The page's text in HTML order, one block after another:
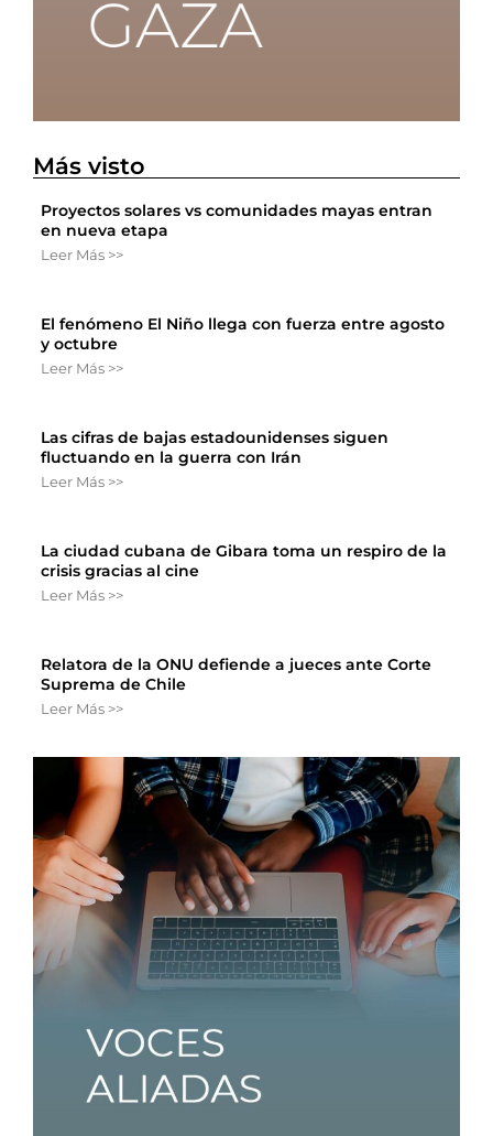
Más visto
Proyectos solares vs comunidades mayas entran
en nueva etapa
Leer Más >>
El fenómeno El Niño llega con fuerza entre agosto
y octubre
Leer Más >>
Las cifras de bajas estadounidenses siguen
fluctuando en la guerra con Irán
Leer Más >>
La ciudad cubana de Gibara toma un respiro de la
crisis gracias al cine
Leer Más >>
Relatora de la ONU defiende a jueces ante Corte
Suprema de Chile
Leer Más >>